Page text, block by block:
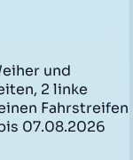
und
2 linke
Fahrstreifen
07.08.2026